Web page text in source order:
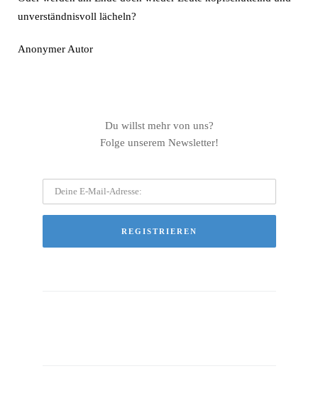
unverständnisvoll lächeln?
Anonymer Autor
Du willst mehr von uns?
Folge unserem Newsletter!